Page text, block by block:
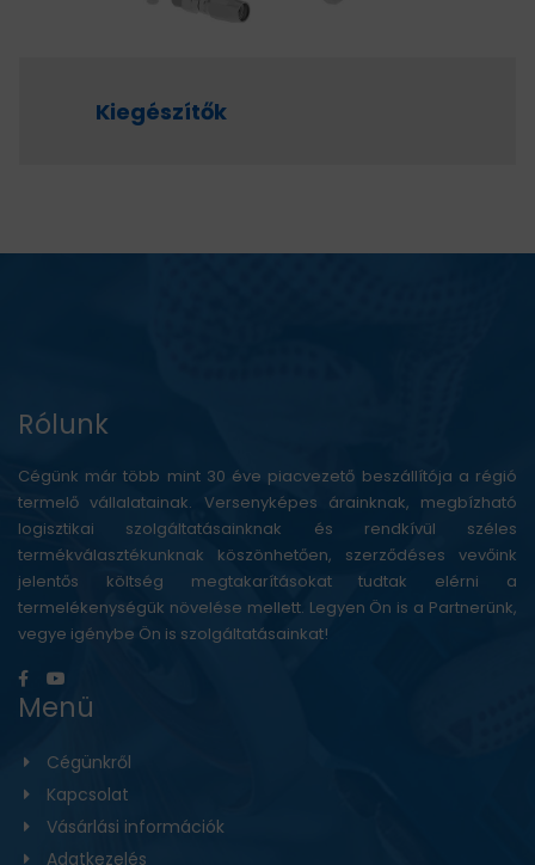
Kiegészítők
Rólunk
Cégünk már több mint 30 éve piacvezető beszállítója a régió
termelő vállalatainak. Versenyképes árainknak, megbízható
logisztikai szolgáltatásainknak és rendkívül széles
termékválasztékunknak köszönhetően, szerződéses vevőink
jelentős költség megtakarításokat tudtak elérni a
termelékenységük növelése mellett. Legyen Ön is a Partnerünk,
vegye igénybe Ön is szolgáltatásainkat!
Menü
Cégünkről
Kapcsolat
Vásárlási információk
Adatkezelés